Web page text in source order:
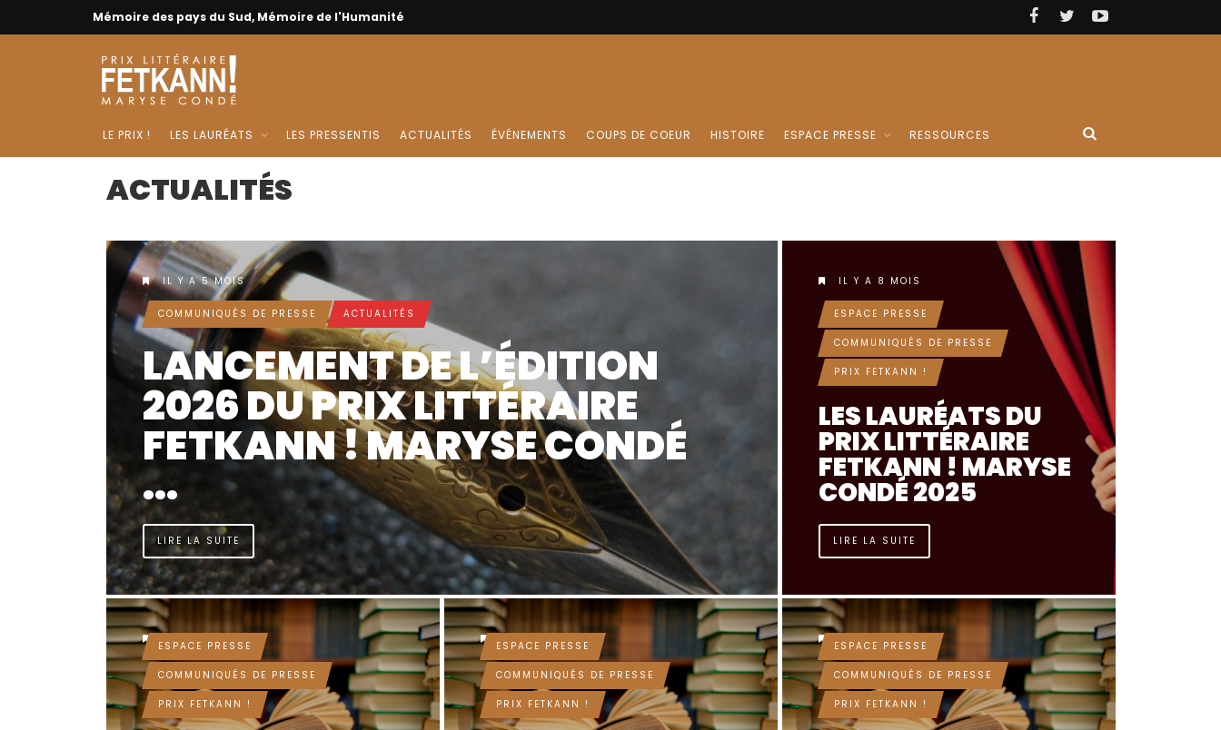
Mémoire des pays du Sud, Mémoire de l'Humanité
LE PRIX ! LES LAURÉATS LES PRESSENTIS ACTUALITÉS ÉVÉNEMENTS COUPS DE COEUR HISTOIRE ESPACE PRESSE RESSOURCES
ACTUALITÉS
IL Y A 5 MOIS
COMMUNIQUÉS DE PRESSE ACTUALITÉS
LANCEMENT DE L’ÉDITION
2026 DU PRIX LITTÉRAIRE
FETKANN ! MARYSE CONDÉ
...
LIRE LA SUITE
IL Y A 8 MOIS
ESPACE PRESSE
COMMUNIQUÉS DE PRESSE
PRIX FETKANN !
LES LAURÉATS DU
PRIX LITTÉRAIRE
FETKANN ! MARYSE
CONDÉ 2025
LIRE LA SUITE
IL Y A 9 MOIS
ESPACE PRESSE
COMMUNIQUÉS DE PRESSE
PRIX FETKANN !
IL Y A 9 MOIS
ESPACE PRESSE
COMMUNIQUÉS DE PRESSE
PRIX FETKANN !
IL Y A 10 MOIS
ESPACE PRESSE
COMMUNIQUÉS DE PRESSE
PRIX FETKANN !